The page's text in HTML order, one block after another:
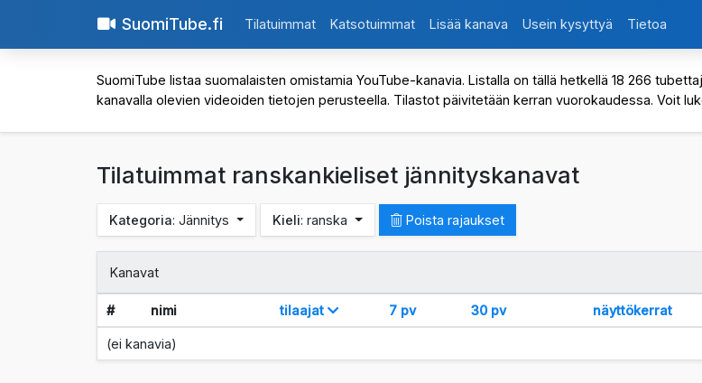
SuomiTube.fi Tilatuimmat Katsotuimmat Lisää kanava Usein kysyttyä Tietoa
SuomiTube listaa suomalaisten omistamia YouTube-kanavia. Listalla on tällä hetkellä 18 266
kanavalla olevien videoiden tietojen perusteella. Tilastot päivitetään kerran vuorokaudessa. Voit
Tilatuimmat ranskankieliset jännityskanavat
Kategoria: Jännitys Kieli: ranska Poista rajaukset
Kanavat
# nimi tilaajat 7 pv 30 pv näyttökerrat
(ei kanavia)